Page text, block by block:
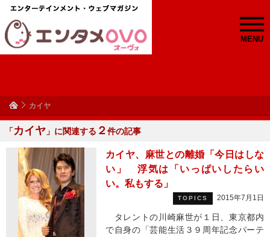
MENU
カイヤ
「カイヤ 」に関連する ２件の記事
カイヤ、麻世との離婚「今日はしな
い」 浮気は「いっぱいしたらい
い。私もする」
TOPICS 2015年7月1日
タレントの川崎麻世が１日、東京都内
で自身の「芸能生活３９周年記念パーテ